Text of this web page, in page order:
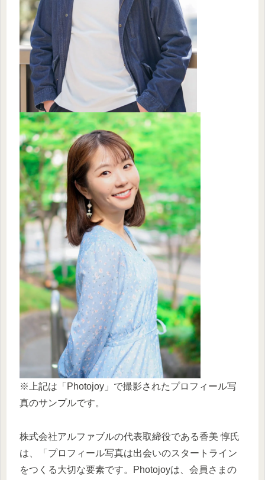
※上記は「Photojoy」で撮影されたプロフィール写
真のサンプルです。
株式会社アルファブルの代表取締役である香美 惇氏
は、「プロフィール写真は出会いのスタートライン
をつくる大切な要素です。Photojoyは、会員さまの